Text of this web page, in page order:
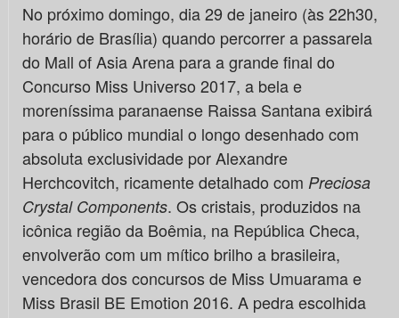
No próximo domingo, dia 29 de janeiro (às 22h30,
horário de Brasília) quando percorrer a passarela
do Mall of Asia Arena para a grande final do
Concurso Miss Universo 2017, a bela e
moreníssima paranaense Raissa Santana exibirá
para o público mundial o longo desenhado com
absoluta exclusividade por Alexandre
Herchcovitch, ricamente detalhado com Preciosa
Crystal Components. Os cristais, produzidos na
icônica região da Boêmia, na República Checa,
envolverão com um mítico brilho a brasileira,
vencedora dos concursos de Miss Umuarama e
Miss Brasil BE Emotion 2016. A pedra escolhida